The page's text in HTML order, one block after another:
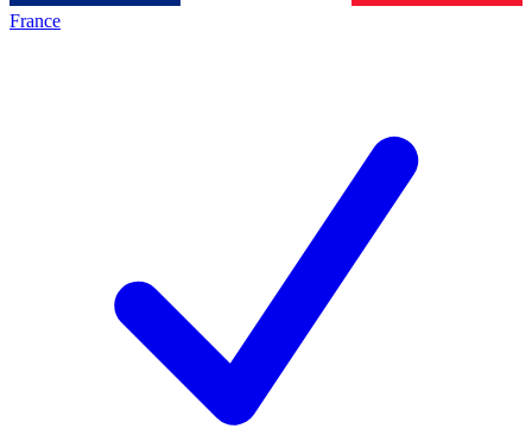
France